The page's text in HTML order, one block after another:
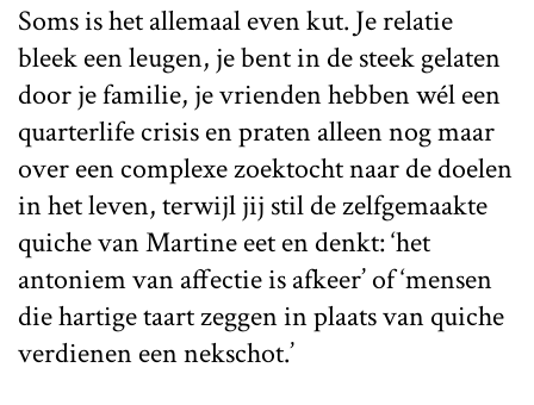
Soms is het allemaal even kut. Je relatie
bleek een leugen, je bent in de steek gelaten
door je familie, je vrienden hebben wél een
quarterlife crisis en praten alleen nog maar
over een complexe zoektocht naar de doelen
in het leven, terwijl jij stil de zelfgemaakte
quiche van Martine eet en denkt: ‘het
antoniem van affectie is afkeer’ of ‘mensen
die hartige taart zeggen in plaats van quiche
verdienen een nekschot.’